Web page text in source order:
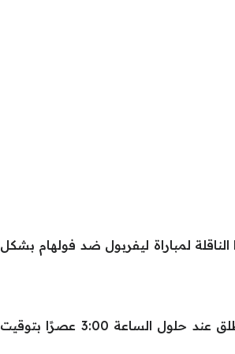
وفي ظل الأهمية الكبيرة لهذه المواجهة، يزداد البحث من قِبل الجماهير عن تردد قناة beIN Sports HD 1 الناقلة لمباراة ليفربول ضد فولهام بشكل
بدايًة وفيما يخص موعد المواجهة المرتقبة بين الفريقين التي تقام على ملعب كرافن كوتاج فإنها ستنطلق عند حلول الساعة 3:00 عصرًا بتوقيت